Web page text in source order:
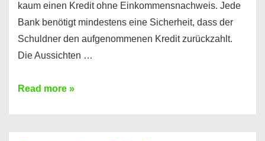
kaum einen Kredit ohne Einkommensnachweis. Jede
Bank benötigt mindestens eine Sicherheit, dass der
Schuldner den aufgenommenen Kredit zurückzahlt.
Die Aussichten …
Mit
Read more »